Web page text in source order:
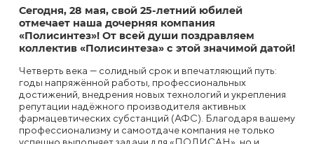
Сегодня, 28 мая, свой 25‑летний юбилей
отмечает наша дочерняя компания
«Полисинтез»! От всей души поздравляем
коллектив «Полисинтеза» с этой значимой датой!
Четверть века — солидный срок и впечатляющий путь:
годы напряжённой работы, профессиональных
достижений, внедрения новых технологий и укрепления
репутации надёжного производителя активных
фармацевтических субстанций (АФС). Благодаря вашему
профессионализму и самоотдаче компания не только